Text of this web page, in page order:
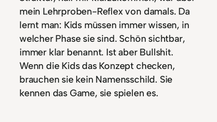
mein Lehrproben-Reflex von damals. Da
lernt man: Kids müssen immer wissen, in
welcher Phase sie sind. Schön sichtbar,
immer klar benannt. Ist aber Bullshit.
Wenn die Kids das Konzept checken,
brauchen sie kein Namensschild. Sie
kennen das Game, sie spielen es.